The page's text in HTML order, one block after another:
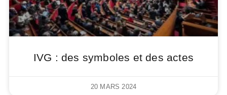
IVG : des symboles et des actes
20 MARS 2024